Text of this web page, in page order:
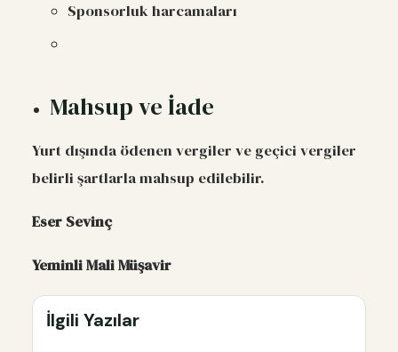
Sponsorluk harcamaları
Mahsup ve İade
Yurt dışında ödenen vergiler ve geçici vergiler
belirli şartlarla mahsup edilebilir.
Eser Sevinç
Yeminli Mali Müşavir
İlgili Yazılar